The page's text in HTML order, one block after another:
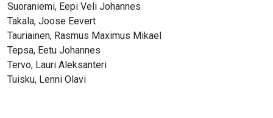
Suoraniemi, Eepi Veli Johannes
Takala, Joose Eevert
Tauriainen, Rasmus Maximus Mikael
Tepsa, Eetu Johannes
Tervo, Lauri Aleksanteri
Tuisku, Lenni Olavi